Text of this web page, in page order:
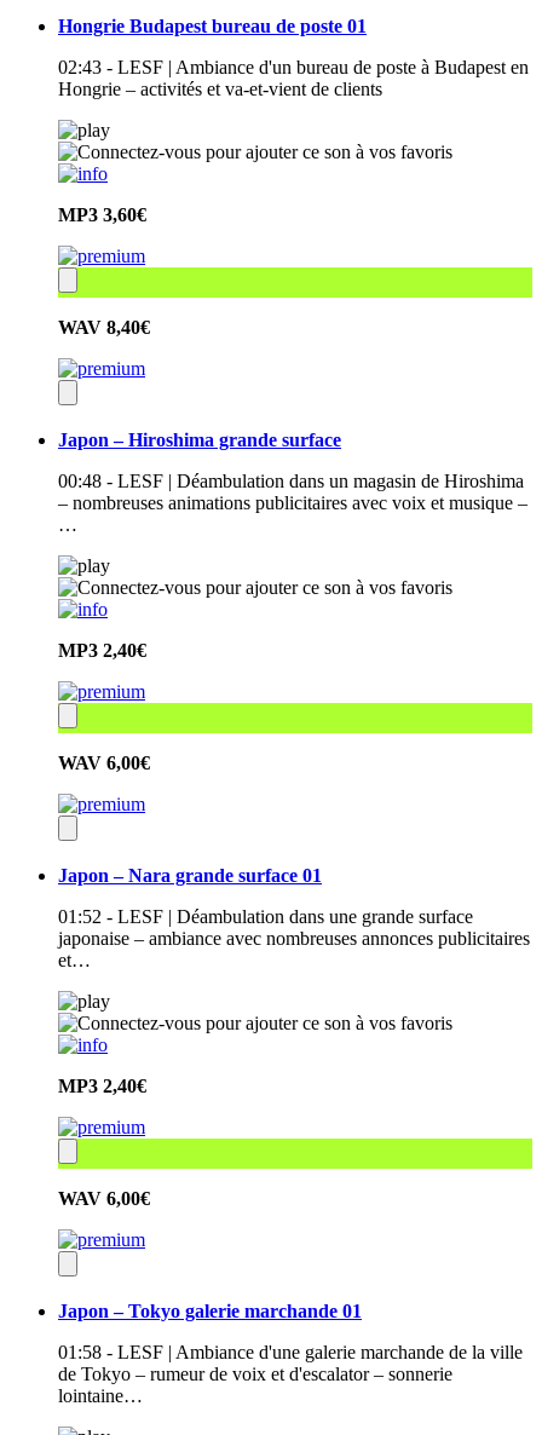
Hongrie Budapest bureau de poste 01
02:43 - LESF | Ambiance d'un bureau de poste à Budapest en
Hongrie – activités et va-et-vient de clients
MP3 3,60€
WAV 8,40€
Japon – Hiroshima grande surface
00:48 - LESF | Déambulation dans un magasin de Hiroshima
– nombreuses animations publicitaires avec voix et musique –
…
MP3 2,40€
WAV 6,00€
Japon – Nara grande surface 01
01:52 - LESF | Déambulation dans une grande surface
japonaise – ambiance avec nombreuses annonces publicitaires
et…
MP3 2,40€
WAV 6,00€
Japon – Tokyo galerie marchande 01
01:58 - LESF | Ambiance d'une galerie marchande de la ville
de Tokyo – rumeur de voix et d'escalator – sonnerie
lointaine…